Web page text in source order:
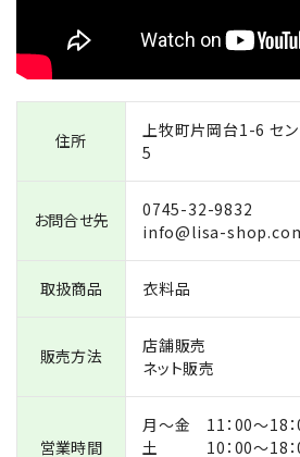
住所
上牧町片岡台1-6 セ
5
お問合せ先
0745-32-9832
info@lisa-
取扱商品 衣料品
販売方法
店舗販売
ネット販売
営業時間
月〜金 11：00〜18
土 10：00〜18：